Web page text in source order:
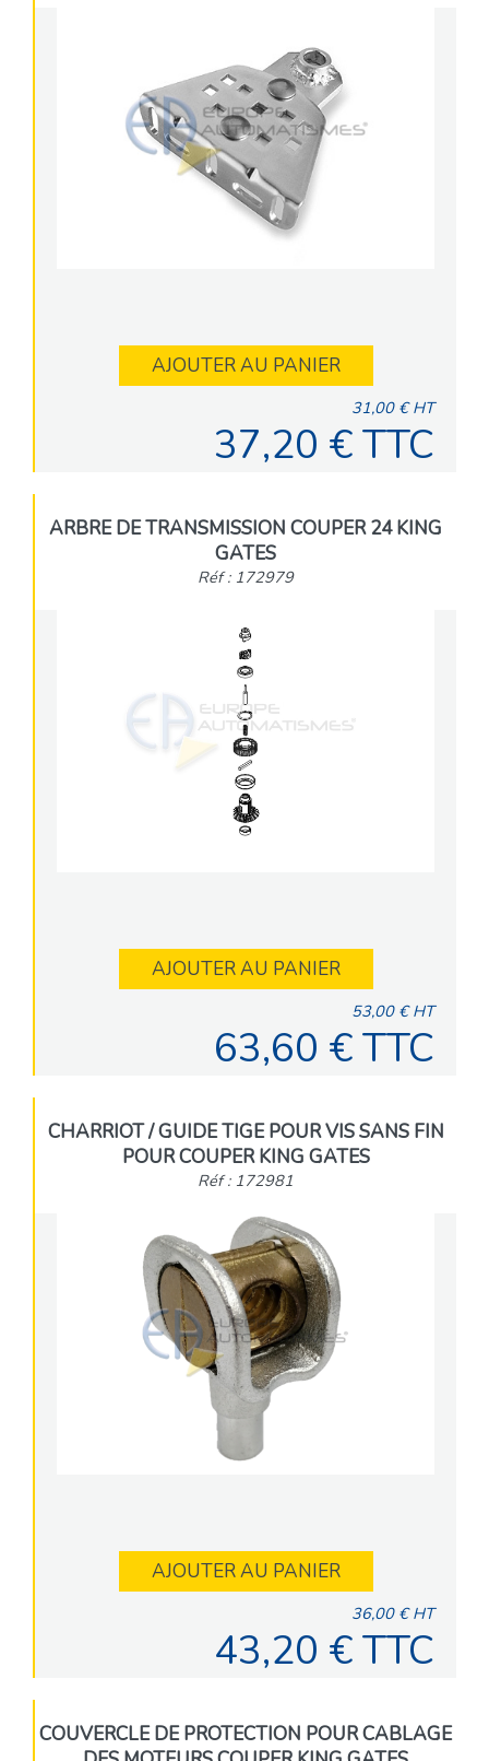
AJOUTER AU PANIER
31,00 € HT
37,20 € TTC
ARBRE DE TRANSMISSION COUPER 24 KING
GATES
Réf : 172979
AJOUTER AU PANIER
53,00 € HT
63,60 € TTC
CHARRIOT / GUIDE TIGE POUR VIS SANS FIN
POUR COUPER KING GATES
Réf : 172981
AJOUTER AU PANIER
36,00 € HT
43,20 € TTC
COUVERCLE DE PROTECTION POUR CABLAGE